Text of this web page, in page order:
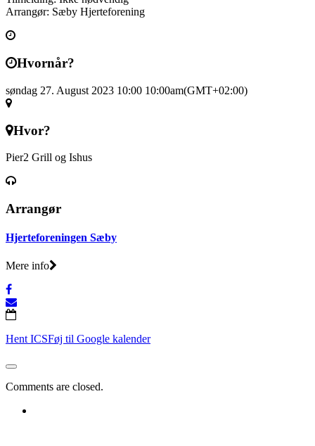
Arrangør: Sæby Hjerteforening
Hvornår?
søndag 27. August 2023 10:00 10:00am(GMT+02:00)
Hvor?
Pier2 Grill og Ishus
Arrangør
Hjerteforeningen Sæby
Mere info
Hent ICSFøj til Google kalender
Comments are closed.